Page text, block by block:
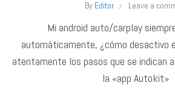
By Editor Leave a
Mi android auto/carplay
automáticamente, ¿cómo desactivo
atentamente los pasos que se indican
la «app Autokit»